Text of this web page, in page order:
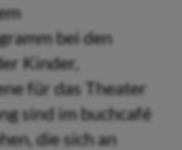
bei den
Kinder,
für das Theater
sind im buchcafé
die sich an